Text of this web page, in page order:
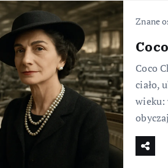
Znane
Coco
ciało,
wieku: